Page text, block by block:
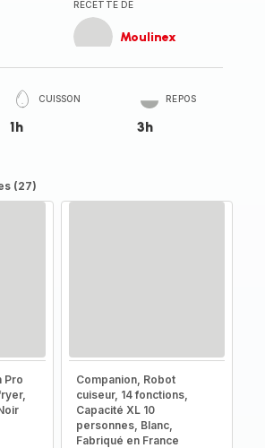
RECETTE DE
Moulinex
CUISSON
1h
REPOS
3h
(27)
Pro
Companion, Robot
cuiseur, 14 fonctions,
Capacité XL 10
personnes, Blanc,
Fabriqué en France